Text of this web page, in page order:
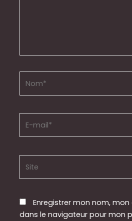
mail*
Enregistrer mon nom,
dans le navigateur pour mon